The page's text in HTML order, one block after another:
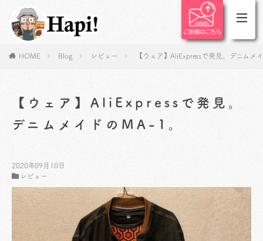
HOME Blog レビュー 【ウェア】AliExpressで発見。デニムメ
【ウェア】AliExpressで発見。
デニムメイドのMA-1。
2020年09月10日
レビュー